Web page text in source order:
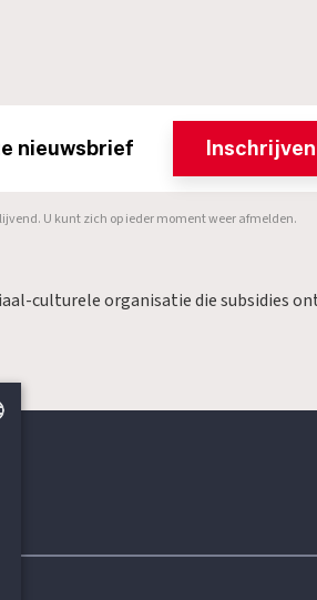
nieuwsbrief Inschrijven
U kunt zich op ieder moment weer afmelden.
culturele organisatie die subsidies